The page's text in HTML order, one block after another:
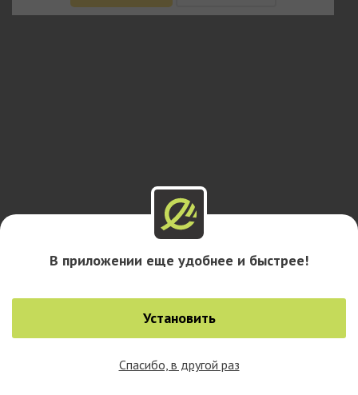
0
В приложении еще удобнее и быстрее!
Установить
Спасибо, в другой раз